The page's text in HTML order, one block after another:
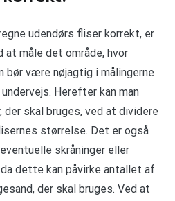
udendørs fliser korrekt, er
måle det område, hvor
bør være nøjagtig i målingerne
Herefter kan man
skal bruges, ved at dividere
størrelse. Det er også
skråninger eller
dette kan påvirke antallet af
der skal bruges. Ved at